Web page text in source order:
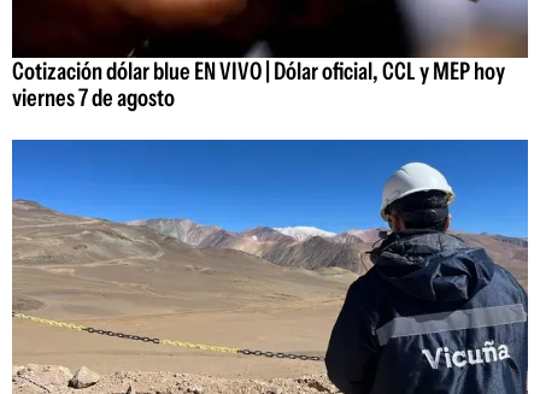
Cotización dólar blue EN VIVO | Dólar oficial, CCL y MEP hoy
viernes 7 de agosto